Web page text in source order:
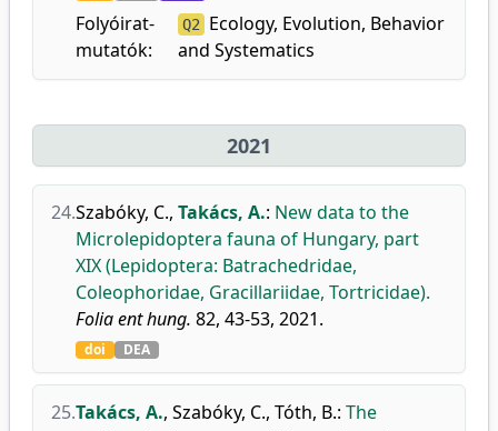
Folyóirat-
mutatók:
Q2
Ecology, Evolution, Behavior
and Systematics
2021
24.Szabóky, C., Takács, A.: New data to the
Microlepidoptera fauna of Hungary, part
XIX (Lepidoptera: Batrachedridae,
Coleophoridae, Gracillariidae, Tortricidae).
Folia ent hung. 82, 43-53, 2021.
doi DEA
25.Takács, A., Szabóky, C., Tóth, B.: The